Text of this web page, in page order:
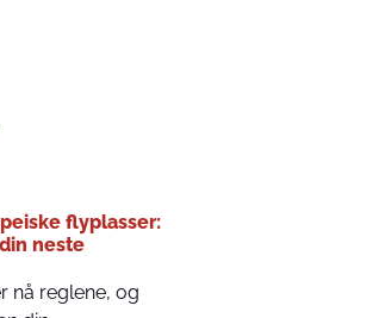
flyplasser:
neste
nå reglene, og